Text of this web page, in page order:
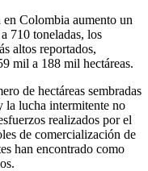
Colombia aumento un
710 toneladas, los
altos reportados,
mil a 188 mil hectáreas.
de hectáreas sembradas
la lucha intermitente no
realizados por el
de comercialización de
han encontrado como